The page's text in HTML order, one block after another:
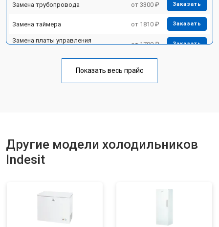
Замена трубопровода от 3300 ₽ Заказать
Замена таймера от 1810 ₽ Заказать
Замена платы управления
от 1700 ₽ Заказать
Ремонт/замена датчика
Замена термостата от 1700 ₽
Замена нагревателя испарителя от 2550 ₽ Заказать
Замена нагревателя оттайки
Устранение утечки хладагента
Показать весь прайс
Другие модели холодильников
Indesit